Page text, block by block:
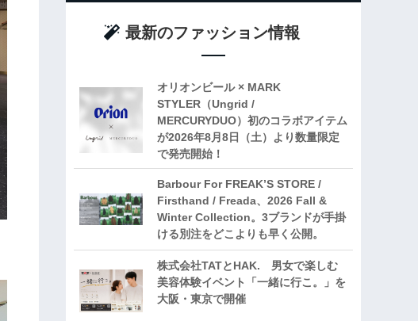
最新のファッション情報
オリオンビール × MARK
STYLER（Ungrid /
MERCURYDUO）初のコラボアイテム
が2026年8月8日（土）より数量限定
で発売開始！
Barbour For FREAK’S STORE /
Firsthand / Freada、2026 Fall &
Winter Collection。3ブランドが手掛
ける別注をどこよりも早く公開。
株式会社TATとHAK. 男女で楽しむ
美容体験イベント「一緒に行こ。」を
大阪・東京で開催